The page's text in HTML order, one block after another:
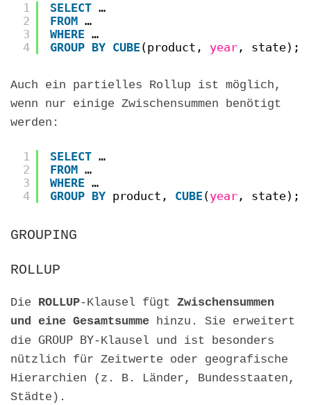
1
2
3
4
SELECT …
FROM …
WHERE …
GROUP BY CUBE(product, year , state);
Auch ein partielles Rollup ist möglich,
wenn nur einige Zwischensummen benötigt
werden:
1
2
3
4
SELECT …
FROM …
WHERE …
GROUP BY product, CUBE(year , state);
GROUPING
ROLLUP
Die ROLLUP-Klausel fügt Zwischensummen
und eine Gesamtsumme hinzu. Sie erweitert
die GROUP BY-Klausel und ist besonders
nützlich für Zeitwerte oder geografische
Hierarchien (z. B. Länder, Bundesstaaten,
Städte).